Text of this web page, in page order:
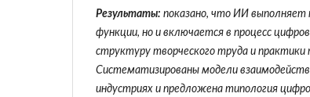
Результаты: показано, что ИИ выполняет
функции, но и включается в процесс
структуру творческого труда и практики
Систематизированы модели
индустриях и предложена типология